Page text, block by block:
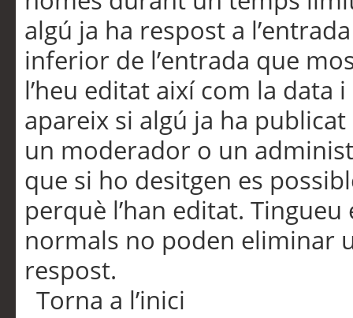
algú ja ha respost a
inferior de l’entrada que
l’heu editat així com la data
apareix si algú ja ha
un moderador o un
que si ho desitgen es
perquè l’han editat.
normals no poden eliminar
respost.
Torna a l’inici